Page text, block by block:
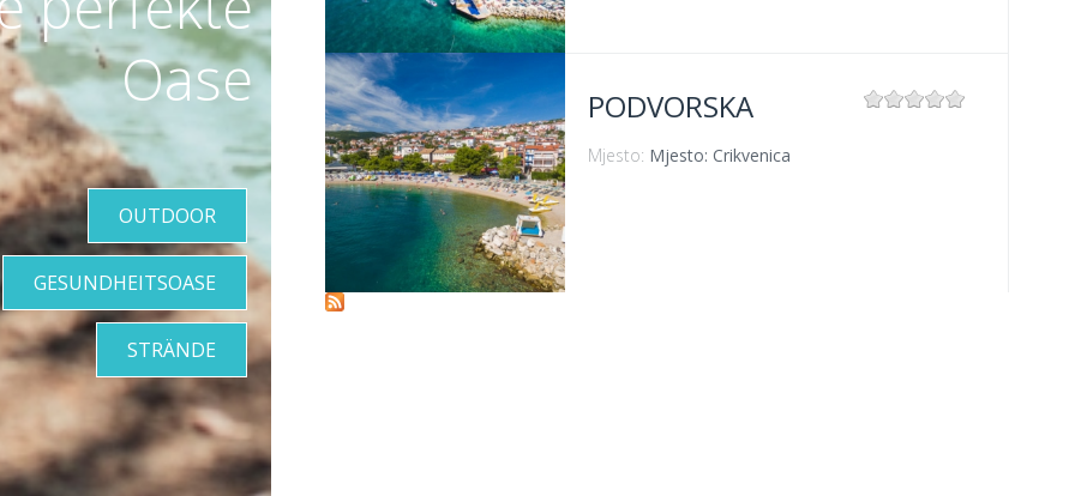
VIŠE INFORMACIJA
PODVORSKA
Mjesto: Mjesto: Crikvenica
Oase
OUTDOOR
GESUNDHEITSOASE
STRÄNDE